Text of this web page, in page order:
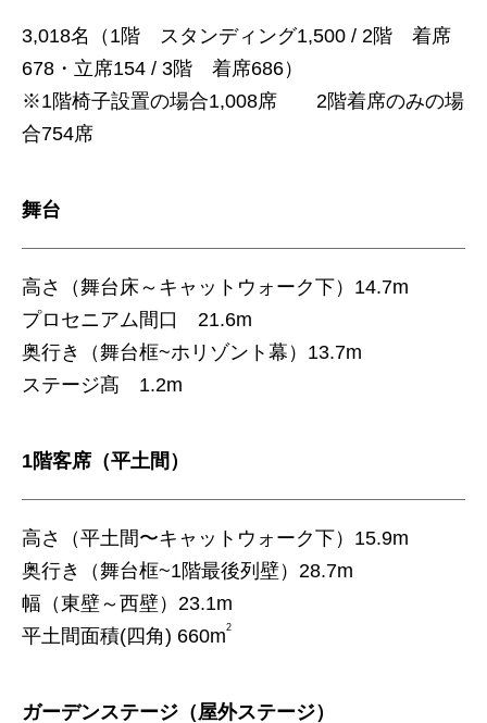
3,018名（1階 スタンディング1,500 / 2階 着席
678・立席154 / 3階 着席686）
※1階椅子設置の場合1,008席 2階着席のみの場
合754席
舞台
高さ（舞台床～キャットウォーク下）14.7m
プロセニアム間口 21.6m
奥行き（舞台框~ホリゾント幕）13.7m
ステージ髙 1.2m
1階客席（平土間）
高さ（平土間〜キャットウォーク下）15.9m
奥行き（舞台框~1階最後列壁）28.7m
幅（東壁～西壁）23.1m
平土間面積(四角) 660m2
ガーデンステージ（屋外ステージ）